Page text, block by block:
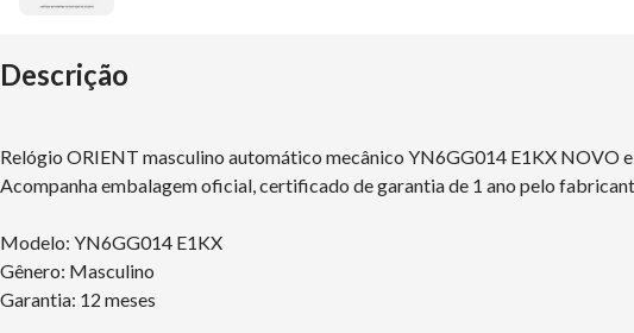
Descrição
Relógio ORIENT masculino automático mecânico YN6GG014 E1KX NOVO
Acompanha embalagem oficial, certificado de garantia de 1 ano pelo
Modelo: YN6GG014 E1KX
Gênero: Masculino
Garantia: 12 meses